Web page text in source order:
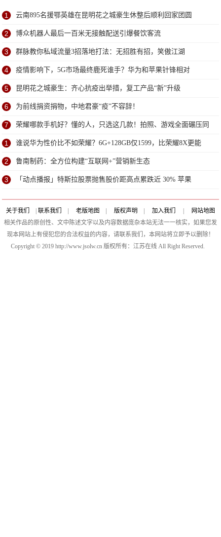
1 云南895名援鄂英雄在昆明花之城豪生休整后顺利回家团圆
2 博众机器人最后一百米无接触配送引爆餐饮客流
3 群脉教你私域流量3招落地打法：无招胜有招，笑傲江湖
4 疫情影响下，5G市场最终鹿死谁手？华为和苹果针锋相对
5 昆明花之城豪生：齐心抗疫出举措，复工产品“新”升级
6 为前线捐资捐物，中地君豪“疫”不容辞！
7 荣耀哪款手机好？懂的人，只选这几款！拍照、游戏全面碾压同
价位
1 谁说华为性价比不如荣耀？6G+128GB仅1599，比荣耀8X更能
打！
2 鲁南制药：全方位构建“互联网+”营销新生态
3 「动点播报」特斯拉股票抛售股价距高点累跌近 30% 苹果
Powerbeats 4 耳机通过 FCC 认证
关于我们 联系我们 老版地图 版权声明 加入我们
网站地图
相关作品的原创性、文中陈述文字以及内容数据庞杂本站无法一一核实，如果您发
现本网站上有侵犯您的合法权益的内容，请联系我们，本网站将立即予以删除！
Copyright © 2019 http://www.jsolw.cn 版权所有：江苏在线 All Right Reserved.